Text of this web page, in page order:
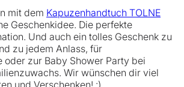
mit dem Kapuzenhandtuch TOLNE
Geschenkidee. Die perfekte
Und auch ein tolles Geschenk zu
zu jedem Anlass, für
oder zur Baby Shower Party bei
Wir wünschen dir viel